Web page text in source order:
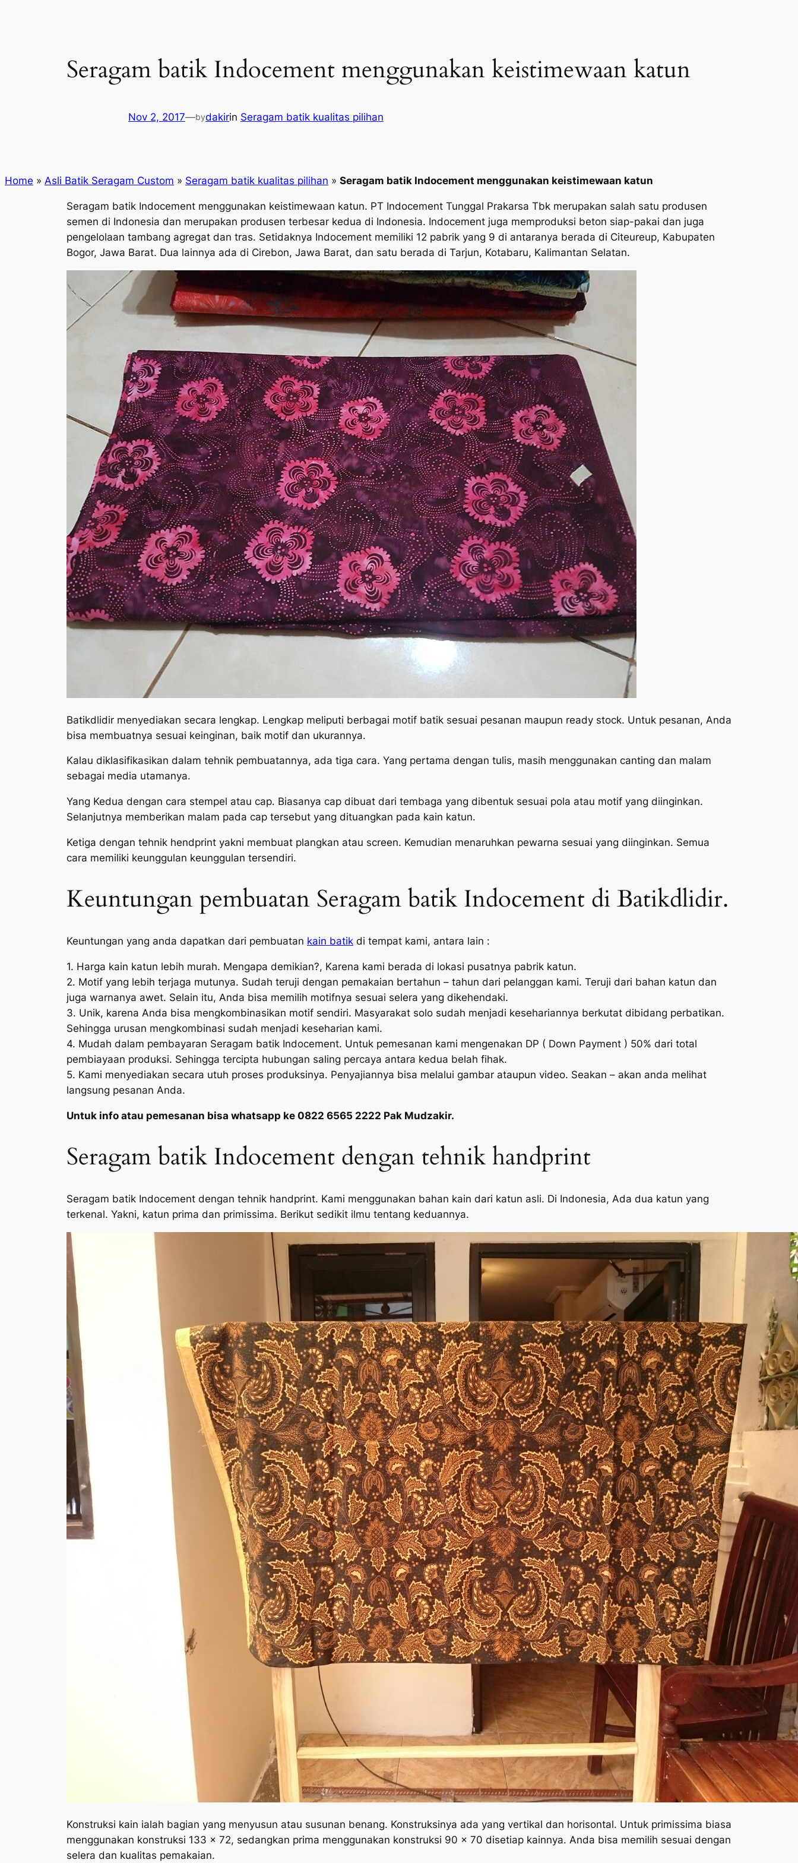
Seragam batik Indocement menggunakan keistimewaan katun
Nov 2, 2017—bydakirin Seragam batik kualitas pilihan
Home » Asli Batik Seragam Custom » Seragam batik kualitas pilihan » Seragam batik Indocement menggunakan keistimewaan katun
Seragam batik Indocement menggunakan keistimewaan katun. PT Indocement Tunggal Prakarsa Tbk merupakan salah satu produsen
semen di Indonesia dan merupakan produsen terbesar kedua di Indonesia. Indocement juga memproduksi beton siap-pakai dan juga
pengelolaan tambang agregat dan tras. Setidaknya Indocement memiliki 12 pabrik yang 9 di antaranya berada di Citeureup, Kabupaten
Bogor, Jawa Barat. Dua lainnya ada di Cirebon, Jawa Barat, dan satu berada di Tarjun, Kotabaru, Kalimantan Selatan.
Batikdlidir menyediakan secara lengkap. Lengkap meliputi berbagai motif batik sesuai pesanan maupun ready stock. Untuk pesanan, Anda
bisa membuatnya sesuai keinginan, baik motif dan ukurannya.
Kalau diklasifikasikan dalam tehnik pembuatannya, ada tiga cara. Yang pertama dengan tulis, masih menggunakan canting dan malam
sebagai media utamanya.
Yang Kedua dengan cara stempel atau cap. Biasanya cap dibuat dari tembaga yang dibentuk sesuai pola atau motif yang diinginkan.
Selanjutnya memberikan malam pada cap tersebut yang dituangkan pada kain katun.
Ketiga dengan tehnik hendprint yakni membuat plangkan atau screen. Kemudian menaruhkan pewarna sesuai yang diinginkan. Semua
cara memiliki keunggulan keunggulan tersendiri.
Keuntungan pembuatan Seragam batik Indocement di Batikdlidir.
Keuntungan yang anda dapatkan dari pembuatan kain batik di tempat kami, antara lain :
1. Harga kain katun lebih murah. Mengapa demikian?, Karena kami berada di lokasi pusatnya pabrik katun.
2. Motif yang lebih terjaga mutunya. Sudah teruji dengan pemakaian bertahun – tahun dari pelanggan kami. Teruji dari bahan katun dan
juga warnanya awet. Selain itu, Anda bisa memilih motifnya sesuai selera yang dikehendaki.
3. Unik, karena Anda bisa mengkombinasikan motif sendiri. Masyarakat solo sudah menjadi kesehariannya berkutat dibidang perbatikan.
Sehingga urusan mengkombinasi sudah menjadi keseharian kami.
4. Mudah dalam pembayaran Seragam batik Indocement. Untuk pemesanan kami mengenakan DP ( Down Payment ) 50% dari total
pembiayaan produksi. Sehingga tercipta hubungan saling percaya antara kedua belah fihak.
5. Kami menyediakan secara utuh proses produksinya. Penyajiannya bisa melalui gambar ataupun video. Seakan – akan anda melihat
langsung pesanan Anda.
Untuk info atau pemesanan bisa whatsapp ke 0822 6565 2222 Pak Mudzakir.
Seragam batik Indocement dengan tehnik handprint
Seragam batik Indocement dengan tehnik handprint. Kami menggunakan bahan kain dari katun asli. Di Indonesia, Ada dua katun yang
terkenal. Yakni, katun prima dan primissima. Berikut sedikit ilmu tentang keduannya.
Konstruksi kain ialah bagian yang menyusun atau susunan benang. Konstruksinya ada yang vertikal dan horisontal. Untuk primissima biasa
menggunakan konstruksi 133 x 72, sedangkan prima menggunakan konstruksi 90 x 70 disetiap kainnya. Anda bisa memilih sesuai dengan
selera dan kualitas pemakaian.